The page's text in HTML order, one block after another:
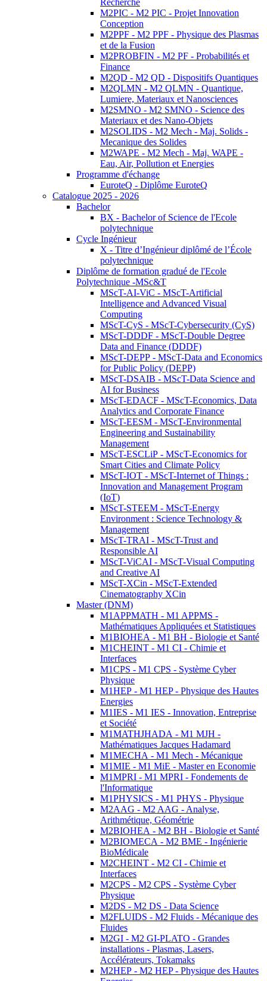
Recherche
M2PIC - M2 PIC - Projet Innovation
Conception
M2PPF - M2 PPF - Physique des Plasmas
et de la Fusion
M2PROBFIN - M2 PF - Probabilités et
Finance
M2QD - M2 QD - Dispositifs Quantiques
M2QLMN - M2 QLMN - Quantique,
Lumiere, Materiaux et Nanosciences
M2SMNO - M2 SMNO - Science des
Materiaux et des Nano-Objets
M2SOLIDS - M2 Mech - Maj. Solids -
Mecanique des Solides
M2WAPE - M2 Mech - Maj. WAPE -
Eau, Air, Pollution et Energies
Programme d'échange
EuroteQ - Diplôme EuroteQ
Catalogue 2025 - 2026
Bachelor
BX - Bachelor of Science de l'Ecole
polytechnique
Cycle Ingénieur
X - Titre d’Ingénieur diplômé de l’École
polytechnique
Diplôme de formation gradué de l'Ecole
Polytechnique -MSc&T
MScT-AI-ViC - MScT-Artificial
Intelligence and Advanced Visual
Computing
MScT-CyS - MScT-Cybersecurity (CyS)
MScT-DDDF - MScT-Double Degree
Data and Finance (DDDF)
MScT-DEPP - MScT-Data and Economics
for Public Policy (DEPP)
MScT-DSAIB - MScT-Data Science and
AI for Business
MScT-EDACF - MScT-Economics, Data
Analytics and Corporate Finance
MScT-EESM - MScT-Environmental
Engineering and Sustainability
Management
MScT-ESCLiP - MScT-Economics for
Smart Cities and Climate Policy
MScT-IOT - MScT-Internet of Things :
Innovation and Management Program
(IoT)
MScT-STEEM - MScT-Energy
Environment : Science Technology &
Management
MScT-TRAI - MScT-Trust and
Responsible AI
MScT-ViCAI - MScT-Visual Computing
and Creative AI
MScT-XCin - MScT-Extended
Cinematography XCin
Master (DNM)
M1APPMATH - M1 APPMS -
Mathématiques Appliquées et Statistiques
M1BIOHEA - M1 BH - Biologie et Santé
M1CHEINT - M1 CI - Chimie et
Interfaces
M1CPS - M1 CPS - Système Cyber
Physique
M1HEP - M1 HEP - Physique des Hautes
Energies
M1IES - M1 IES - Innovation, Entreprise
et Société
M1MATHJHADA - M1 MJH -
Mathématiques Jacques Hadamard
M1MECHA - M1 Mech - Mécanique
M1MIE - M1 MiE - Master en Economie
M1MPRI - M1 MPRI - Fondements de
l'Informatique
M1PHYSICS - M1 PHYS - Physique
M2AAG - M2 AAG - Analyse,
Arithmétique, Géométrie
M2BIOHEA - M2 BH - Biologie et Santé
M2BIOMECA - M2 BME - Ingénierie
BioMédicale
M2CHEINT - M2 CI - Chimie et
Interfaces
M2CPS - M2 CPS - Système Cyber
Physique
M2DS - M2 DS - Data Science
M2FLUIDS - M2 Fluids - Mécanique des
Fluides
M2GI - M2 GI-PLATO - Grandes
installations - Plasmas, Lasers,
Accélérateurs, Tokamaks
M2HEP - M2 HEP - Physique des Hautes